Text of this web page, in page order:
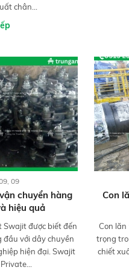
chân...
09
chuyển hàng
hiệu quả
Swajit được biết đến
đầu với dây chuyền
hiện đại. Swajit
Con
Con
trọng
chiết